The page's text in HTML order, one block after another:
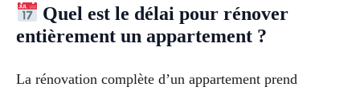
Quel est le délai pour rénover
entièrement un appartement ?
La rénovation complète d’un appartement prend